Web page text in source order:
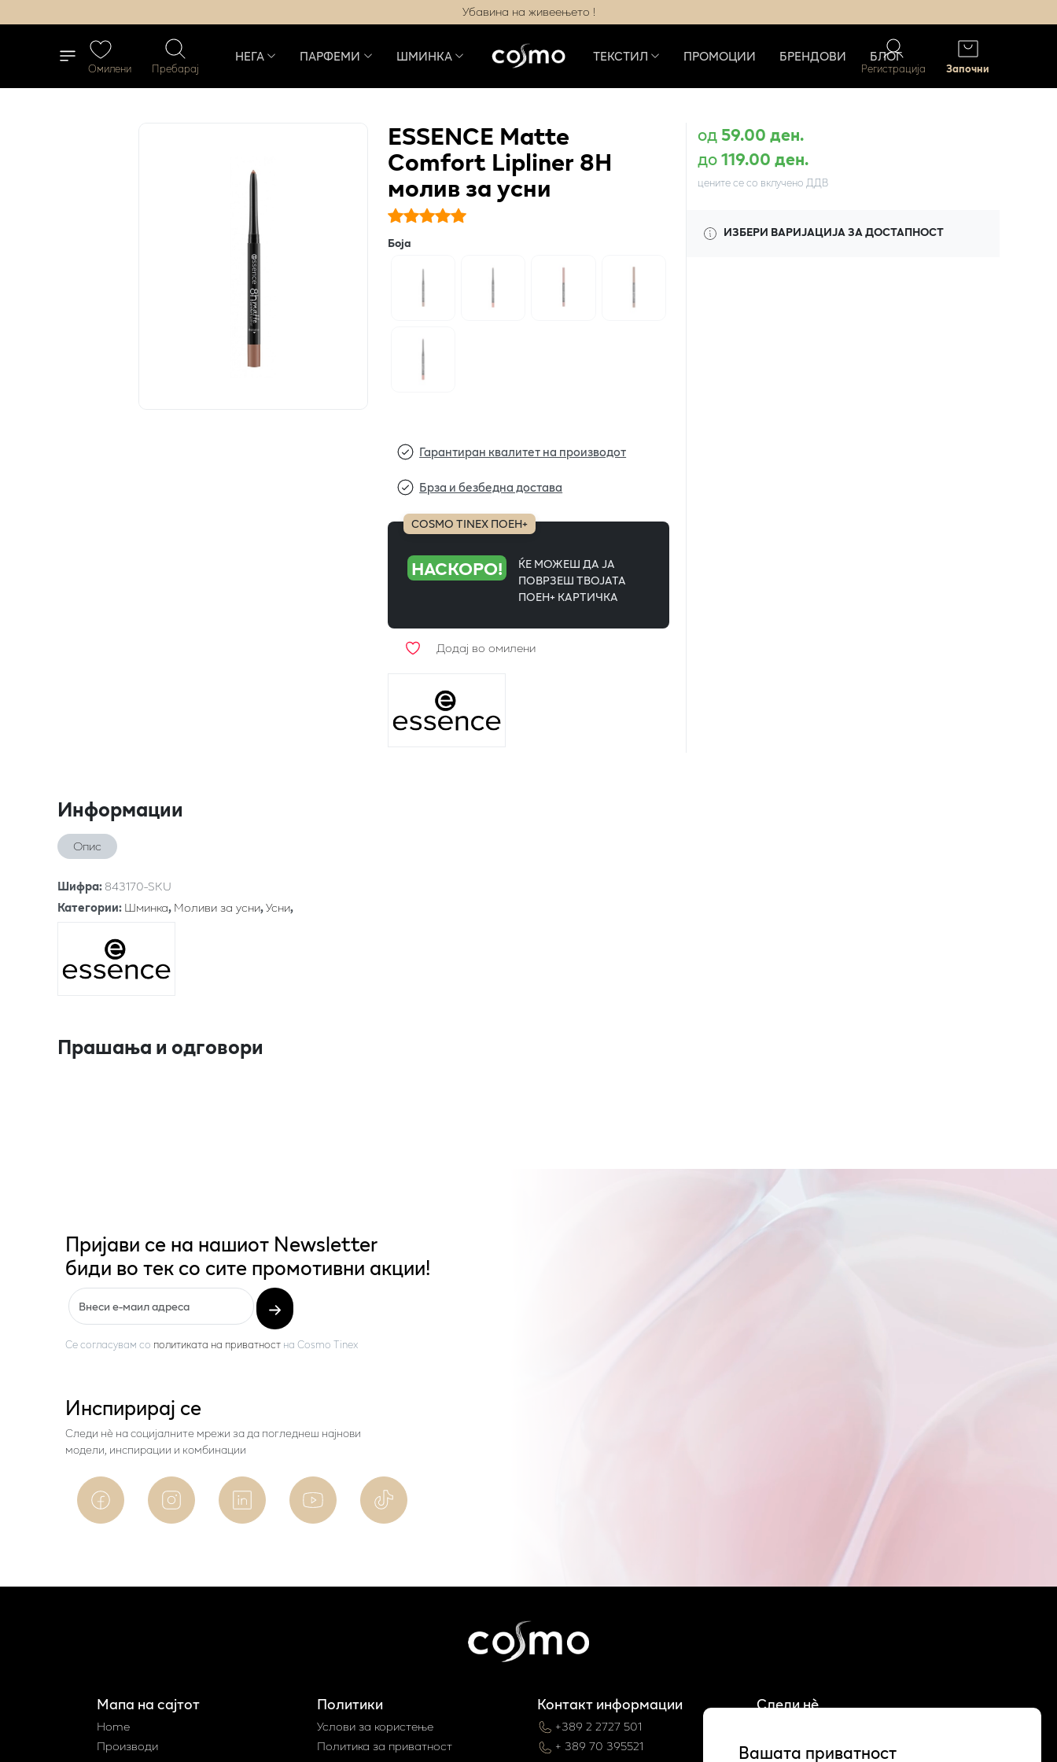
Вашата приватност
Убавина на живеењето !
Омилени Пребарај
НЕГА ПАРФЕМИ ШМИНКА ТЕКСТИЛ ПРОМОЦИИ БРЕНДОВИ БЛОГ
Регистрација Започни
ESSENCE Matte
Comfort Lipliner 8H
молив за усни
Боја
Гарантиран квалитет на производот
Брза и безбедна достава
COSMO TINEX ПОЕН+
НАСКОРО!
ЌЕ МОЖЕШ ДА ЈА
ПОВРЗЕШ ТВОЈАТА
ПОЕН+ КАРТИЧКА
Додај во омилени
од59.00 ден.
до119.00 ден.
цените се со вклучено ДДВ
ИЗБЕРИ ВАРИЈАЦИЈА ЗА ДОСТАПНОСТ
Информации
Опис
Шифра:843170-SKU
Категории:Шминка,Моливи за усни,Усни,
Прашања и одговори
Пријави се на нашиот Newsletter
биди во тек со сите промотивни акции!
Се согласувам со политиката на приватност на Cosmo Tinex
Инспирирај се
Следи нѐ на социјалните мрежи за да погледнеш најнови
модели, инспирации и комбинации
Мапа на сајтот
Home
Производи
Политики
Услови за користење
Политика за приватност
Контакт информации
+389 2 2727 501
+ 389 70 395521
Следи нè
Instagram